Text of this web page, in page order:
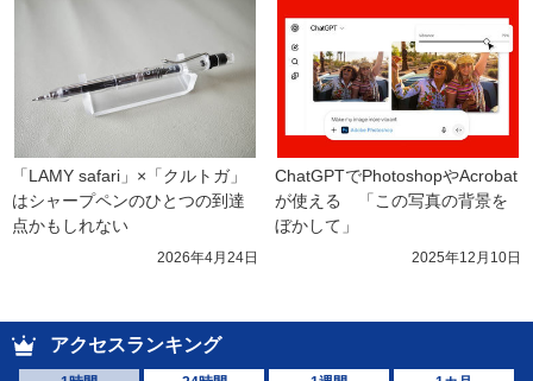
「LAMY safari」×「クルトガ」
はシャープペンのひとつの到達
点かもしれない
2026年4月24日
ChatGPTでPhotoshopやAcrobat
が使える　「この写真の背景を
ぼかして」
2025年12月10日
アクセスランキング